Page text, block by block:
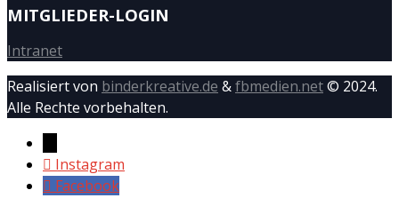
MITGLIEDER-LOGIN
Intranet
Realisiert von binderkreative.de &fbmedien.net© 2024.
Alle Rechte vorbehalten.
Instagram
Facebook